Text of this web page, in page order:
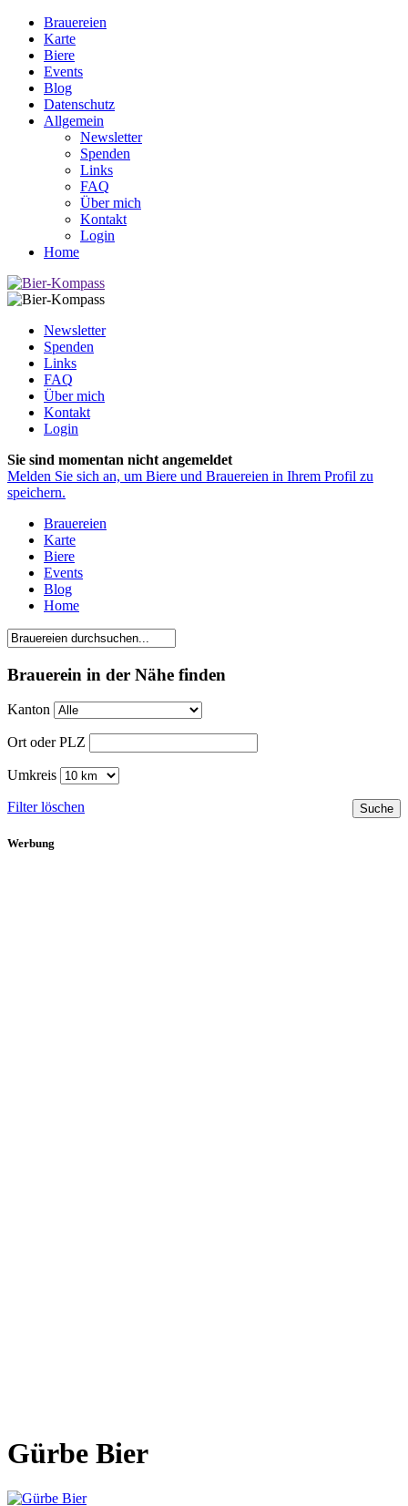
Brauereien
Karte
Biere
Events
Blog
Datenschutz
Allgemein
Newsletter
Spenden
Links
FAQ
Über mich
Kontakt
Login
Home
Newsletter
Spenden
Links
FAQ
Über mich
Kontakt
Login
Sie sind momentan nicht angemeldet
Melden Sie sich an, um Biere und Brauereien in Ihrem Profil zu
speichern.
Brauereien
Karte
Biere
Events
Blog
Home
Brauerein in der Nähe finden
Kanton
Ort oder PLZ
Umkreis
Filter löschen
Werbung
Gürbe Bier